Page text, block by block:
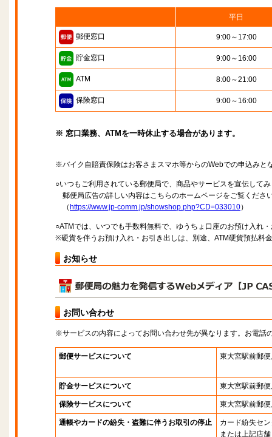
平日
郵便窓口 9:00～17:00
貯金窓口 9:00～16:00
ATM 8:00～21:00
保険窓口 9:00～16:00
※ 窓口業務、ATMを一時休止する場合があります。
※バイク自賠責保険はお客さまスマホ等からのWebでの申込みと
○いつもご利用されている郵便局で、商品やサービスを宣伝して
郵便局広告の詳しい内容はこちらのホームページをご覧くださ
（ https://www.jp-comm.jp/showshop.php?CD=033010）
○ATMでは、いつでも手数料無料で、ゆうちょ口座のお預け入れ
※硬貨を伴うお預け入れ・お引き出しは、別途、ATM硬貨預払料
お知らせ
お問い合わせ
※サービスの内容によってお問い合わせ先が異なります。お電話
郵便サービスについて 東大宮駅前郵
貯金サービスについて 東大宮駅前郵
保険サービスについて 東大宮駅前郵
通帳やカードの紛失・盗難に伴うお取引の停止
カード紛失セ
または上記店舗